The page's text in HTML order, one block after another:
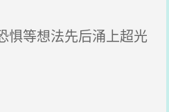
等想法先后涌上超光